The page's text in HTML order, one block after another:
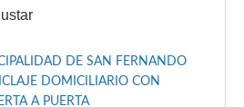
DE SAN FERNANDO
DOMICILIARIO CON
A PUERTA